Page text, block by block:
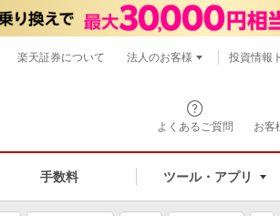
よくあるご質問 お客
手数料 ツール・アプリ
楽天証券について 法人のお客様 投資情報